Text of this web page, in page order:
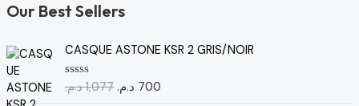
Our Best Sellers
CASQUE ASTONE KSR 2 GRIS/NOIR
N
o
1,077 د.م.
L
r
700 د.م.
L
r